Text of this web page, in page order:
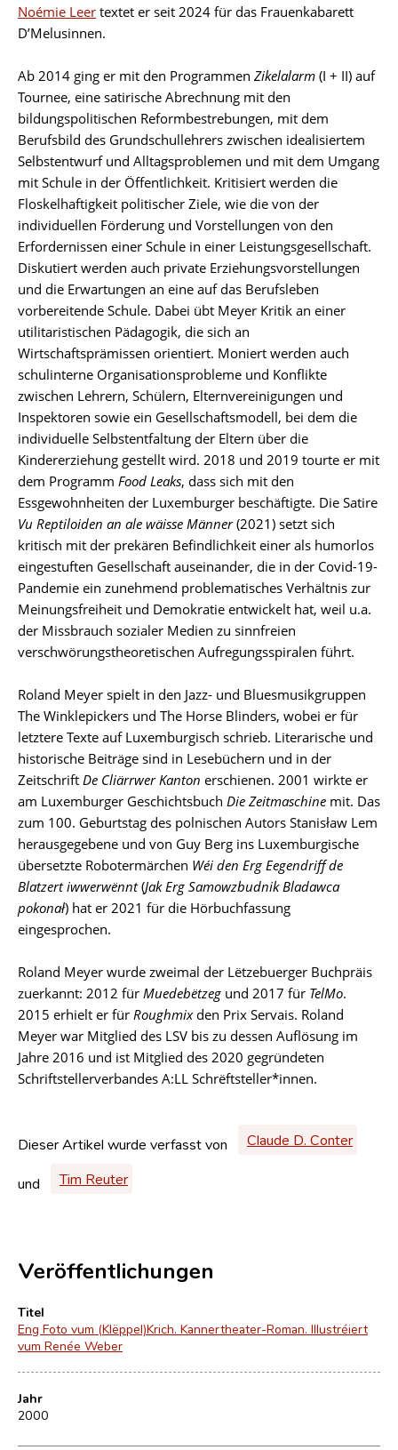
Noémie Leer textet er seit 2024 für das Frauenkabarett
D’Melusinnen.
Ab 2014 ging er mit den Programmen Zikelalarm (I + II) auf
Tournee, eine satirische Abrechnung mit den
bildungspolitischen Reformbestrebungen, mit dem
Berufsbild des Grundschullehrers zwischen idealisiertem
Selbstentwurf und Alltagsproblemen und mit dem Umgang
mit Schule in der Öffentlichkeit. Kritisiert werden die
Floskelhaftigkeit politischer Ziele, wie die von der
individuellen Förderung und Vorstellungen von den
Erfordernissen einer Schule in einer Leistungsgesellschaft.
Diskutiert werden auch private Erziehungsvorstellungen
und die Erwartungen an eine auf das Berufsleben
vorbereitende Schule. Dabei übt Meyer Kritik an einer
utilitaristischen Pädagogik, die sich an
Wirtschaftsprämissen orientiert. Moniert werden auch
schulinterne Organisationsprobleme und Konflikte
zwischen Lehrern, Schülern, Elternvereinigungen und
Inspektoren sowie ein Gesellschaftsmodell, bei dem die
individuelle Selbstentfaltung der Eltern über die
Kindererziehung gestellt wird. 2018 und 2019 tourte er mit
dem Programm Food Leaks, dass sich mit den
Essgewohnheiten der Luxemburger beschäftigte. Die Satire
Vu Reptiloiden an ale wäisse Männer(2021) setzt sich
kritisch mit der prekären Befindlichkeit einer als humorlos
eingestuften Gesellschaft auseinander, die in der Covid-19-
Pandemie ein zunehmend problematisches Verhältnis zur
Meinungsfreiheit und Demokratie entwickelt hat, weil u.a.
der Missbrauch sozialer Medien zu sinnfreien
verschwörungstheoretischen Aufregungsspiralen führt.
Roland Meyer spielt in den Jazz- und Bluesmusikgruppen
The Winklepickers und The Horse Blinders, wobei er für
letztere Texte auf Luxemburgisch schrieb. Literarische und
historische Beiträge sind in Lesebüchern und in der
Zeitschrift De Cliärrwer Kanton erschienen. 2001 wirkte er
am Luxemburger Geschichtsbuch Die Zeitmaschine mit. Das
zum 100. Geburtstag des polnischen Autors Stanisław Lem
herausgegebene und von Guy Berg ins Luxemburgische
übersetzte Robotermärchen Wéi den Erg Eegendriff de
Blatzert iwwerwënnt(Jak Erg Samowzbudnik Bladawca
pokonał) hat er 2021 für die Hörbuchfassung
eingesprochen.
Roland Meyer wurde zweimal der Lëtzebuerger Buchpräis
zuerkannt: 2012 für Muedebëtzeg und 2017 für TelMo.
2015 erhielt er für Roughmixden Prix Servais. Roland
Meyer war Mitglied des LSV bis zu dessen Auflösung im
Jahre 2016 und ist Mitglied des 2020 gegründeten
Schriftstellerverbandes A:LL Schrëftsteller*innen.
Dieser Artikel wurde verfasst von Claude D. Conter
und Tim Reuter
Veröffentlichungen
Titel
Eng Foto vum (Klëppel)Krich. Kannertheater-Roman. Illustréiert
vum Renée Weber
Jahr
2000